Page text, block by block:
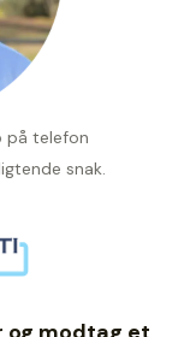
på telefon
snak.